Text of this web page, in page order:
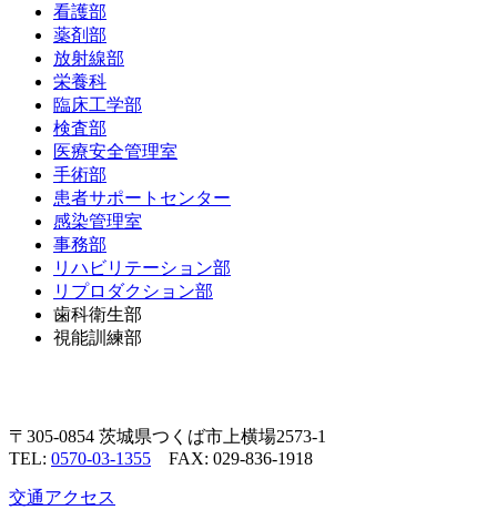
看護部
薬剤部
放射線部
栄養科
臨床工学部
検査部
医療安全管理室
手術部
患者サポートセンター
感染管理室
事務部
リハビリテーション部
リプロダクション部
歯科衛生部
視能訓練部
〒305-0854 茨城県つくば市上横場2573-1
TEL: 0570-03-1355 FAX: 029-836-1918
交通アクセス